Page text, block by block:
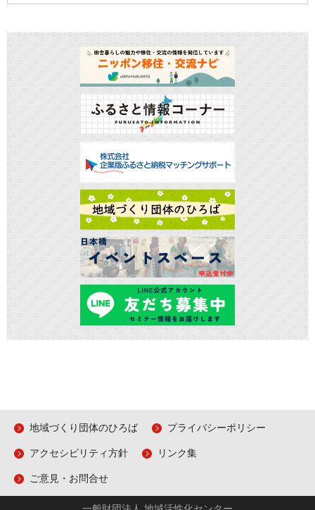
地域づくり団体のひろば プライバシーポリシー
アクセシビリティ方針 リンク集
ご意見・お問合せ